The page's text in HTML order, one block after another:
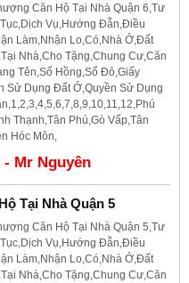
Căn Hộ Tại Nhà Quận 6,Tư
Vụ,Hướng Đẫn,Điều
Làm,Nhận Lo,Có,Nhà Ở,Đất
Nhà,Cho Tặng,Chung Cư,Căn
Tên,Sổ Hồng,Sổ Đỏ,Giấy
Sử Dụng Đất Ở,Quyền Sử Dụng
Thạnh,Tân Phú,Gò Vấp,Tân
Hóc Môn,
- Mr Nguyên
Tại Nhà Quận 5
Căn Hộ Tại Nhà Quận 5,Tư
Vụ,Hướng Đẫn,Điều
Làm,Nhận Lo,Có,Nhà Ở,Đất
Nhà,Cho Tặng,Chung Cư,Căn